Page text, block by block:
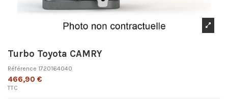
Turbo Toyota CAMRY
Référence 1720164040
466,90 €
TTC